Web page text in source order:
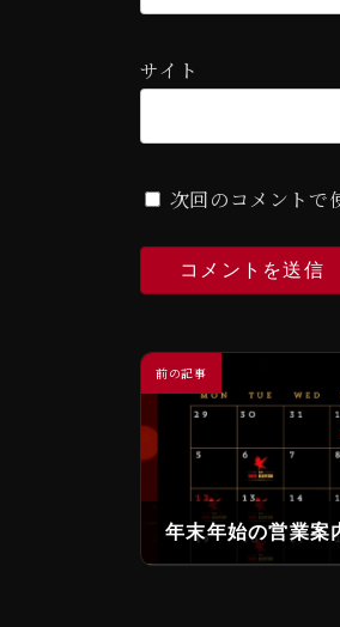
サイト
次回のコメントで
前の記事
年末年始の営業案